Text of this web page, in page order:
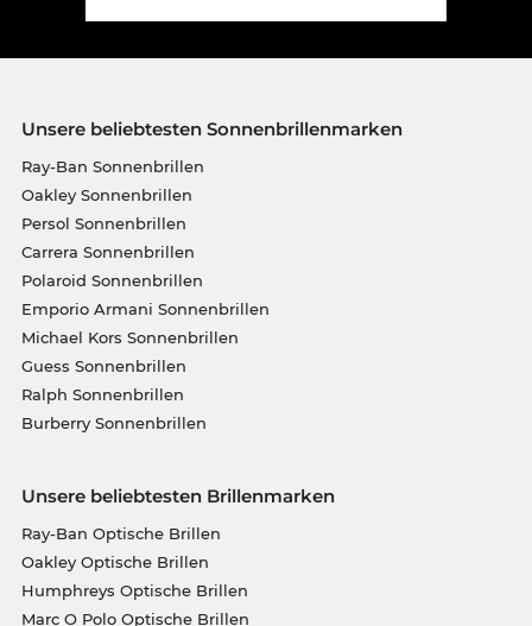
Unsere beliebtesten Sonnenbrillenmarken
Ray-Ban Sonnenbrillen
Oakley Sonnenbrillen
Persol Sonnenbrillen
Carrera Sonnenbrillen
Polaroid Sonnenbrillen
Emporio Armani Sonnenbrillen
Michael Kors Sonnenbrillen
Guess Sonnenbrillen
Ralph Sonnenbrillen
Burberry Sonnenbrillen
Unsere beliebtesten Brillenmarken
Ray-Ban Optische Brillen
Oakley Optische Brillen
Humphreys Optische Brillen
Marc O Polo Optische Brillen